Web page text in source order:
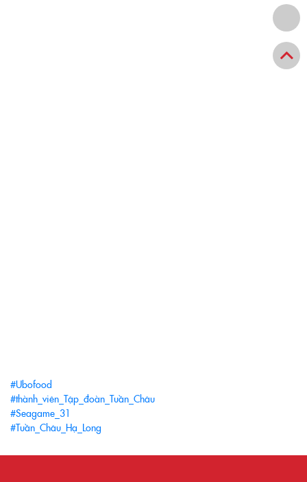
#Ubofood
#thành_viên_Tập_đoàn_Tuần_Châu
#Seagame_31
#Tuần_Châu_Hạ_Long